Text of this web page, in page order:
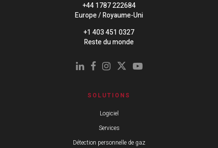
+44 1787 222684
Europe / Royaume-Uni
+1 403 451 0327
Reste du monde
SOLUTIONS
Logiciel
Services
Détection personnelle de gaz